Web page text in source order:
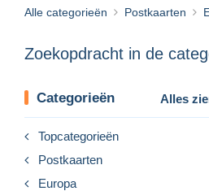
Alle categorieën Postkaarten
Zoekopdracht in de
Categorieën Alles
Topcategorieën
Postkaarten
Europa